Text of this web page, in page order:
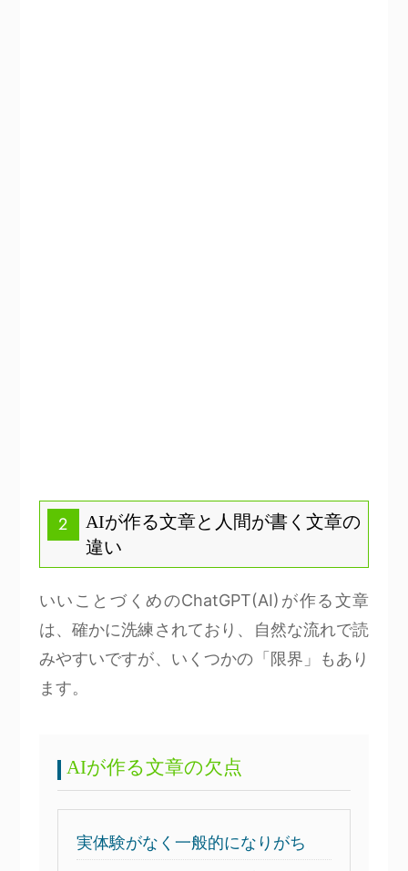
2
AIが作る文章と人間が書く文章の
違い
いいことづくめのChatGPT(AI)が作る文章
は、確かに洗練されており、自然な流れで読
みやすいですが、いくつかの「限界」もあり
ます。
AIが作る文章の欠点
実体験がなく一般的になりがち